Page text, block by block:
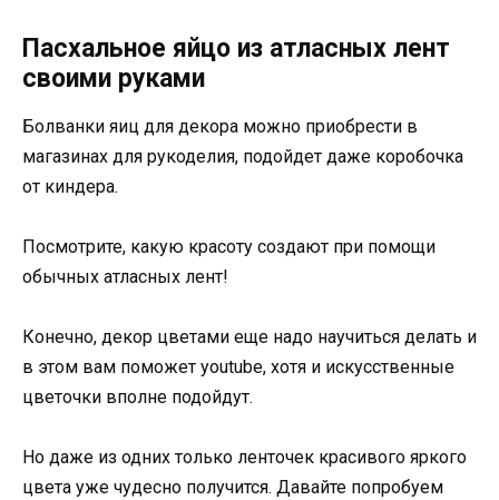
Пасхальное яйцо из атласных лент
своими руками
Болванки яиц для декора можно приобрести в
магазинах для рукоделия, подойдет даже коробочка
от киндера.
Посмотрите, какую красоту создают при помощи
обычных атласных лент!
Конечно, декор цветами еще надо научиться делать и
в этом вам поможет youtube, хотя и искусственные
цветочки вполне подойдут.
Но даже из одних только ленточек красивого яркого
цвета уже чудесно получится. Давайте попробуем